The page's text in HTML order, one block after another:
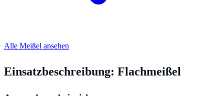
Alle Meißel ansehen
Einsatzbeschreibung: Flachmeißel